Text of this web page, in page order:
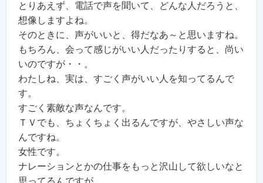
とりあえず、電話で声を聞いて、どんな人だろうと、
想像しますよね。
そのときに、声がいいと、得だなあ～と思いますね。
もちろん、会って感じがいい人だったりすると、尚い
いのですが・・。
わたしね、実は、すごく声がいい人を知ってるんで
す。
すごく素敵な声なんです。
ＴＶでも、ちょくちょく出るんですが、やさしい声な
んですね。
女性です。
ナレーションとかの仕事をもっと沢山して欲しいなと